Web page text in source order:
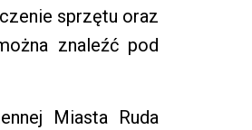
sprzętu oraz
znaleźć pod
Miasta Ruda